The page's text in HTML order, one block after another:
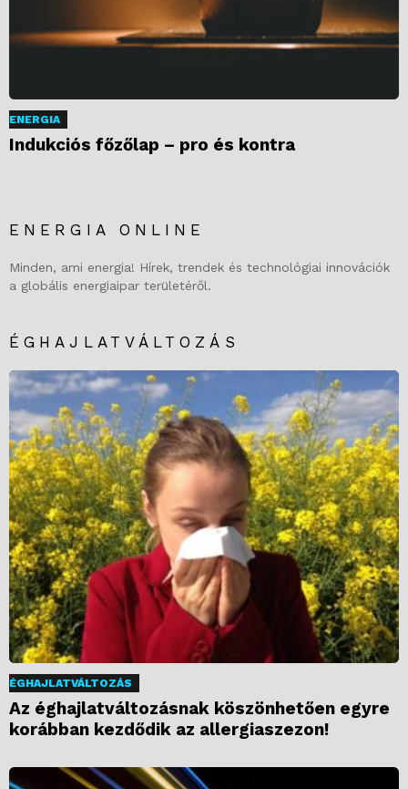
ENERGIA
Indukciós főzőlap – pro és kontra
ENERGIA ONLINE
Minden, ami energia! Hírek, trendek és technológiai innovációk
a globális energiaipar területéről.
ÉGHAJLATVÁLTOZÁS
ÉGHAJLATVÁLTOZÁS
Az éghajlatváltozásnak köszönhetően egyre
korábban kezdődik az allergiaszezon!